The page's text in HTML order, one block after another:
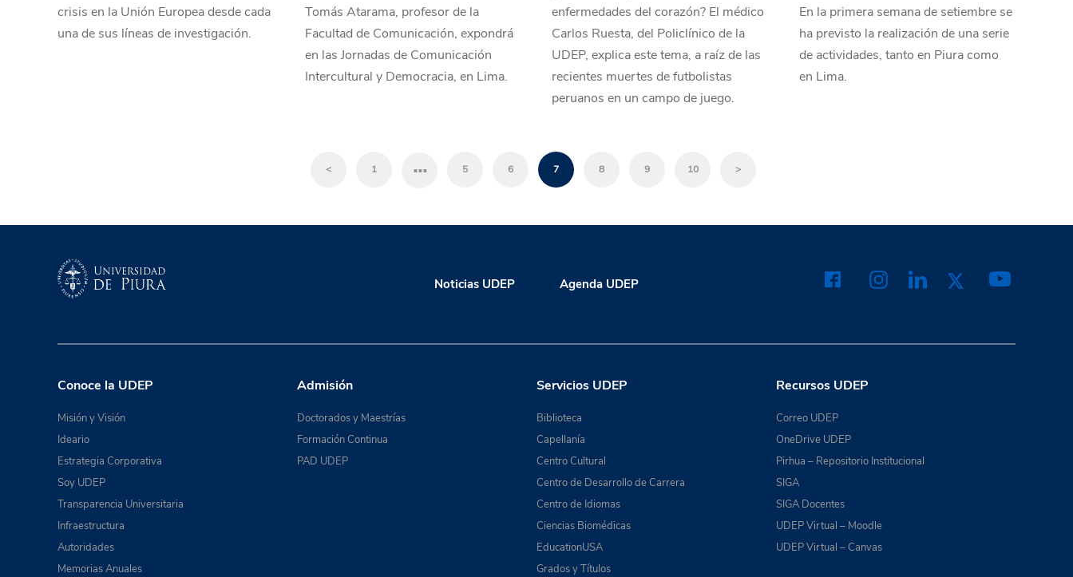
crisis en la Unión Europea desde cada
una de sus líneas de investigación.
Tomás Atarama, profesor de la
Facultad de Comunicación, expondrá
en las Jornadas de Comunicación
Intercultural y Democracia, en Lima.
enfermedades del corazón? El médico
Carlos Ruesta, del Policlínico de la
UDEP, explica este tema, a raíz de las
recientes muertes de futbolistas
peruanos en un campo de juego.
En la primera semana de setiembre se
ha previsto la realización de una serie
de actividades, tanto en Piura como
en Lima.
< 1 … 5 6 7 8 9 10 >
Noticias UDEP Agenda UDEP
Conoce la UDEP
Misión y Visión
Ideario
Estrategia Corporativa
Soy UDEP
Transparencia Universitaria
Infraestructura
Autoridades
Memorias Anuales
Admisión
Doctorados y Maestrías
Formación Continua
PAD UDEP
Servicios UDEP
Biblioteca
Capellanía
Centro Cultural
Centro de Desarrollo de Carrera
Centro de Idiomas
Ciencias Biomédicas
EducationUSA
Grados y Títulos
Recursos UDEP
Correo UDEP
OneDrive UDEP
Pirhua – Repositorio Institucional
SIGA
SIGA Docentes
UDEP Virtual – Moodle
UDEP Virtual – Canvas